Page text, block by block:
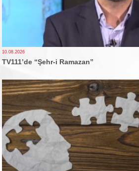
10.08.2026
TV111’de “Şehr-i Ramazan”